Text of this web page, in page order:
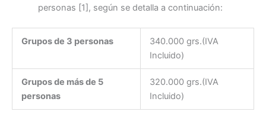
personas [1], según se detalla a continuación:
Grupos de 3 personas
340.000 grs.(IVA
Incluido)
Grupos de más de 5
personas
320.000 grs.(IVA
Incluido)